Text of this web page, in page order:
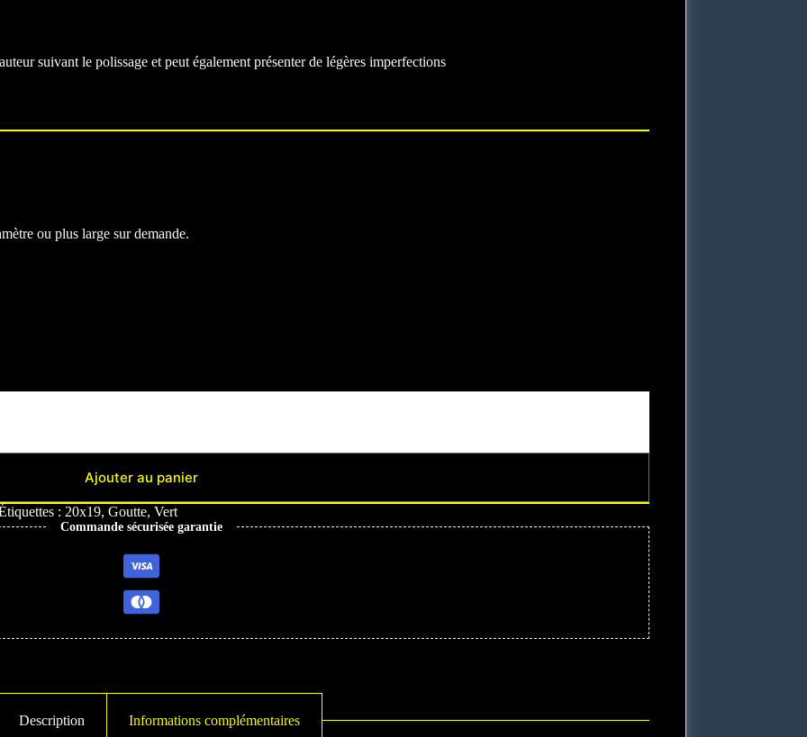
suivant le polissage et peut également présenter de légères imperfections
ou plus large sur demande.
Ajouter au panier
: 20x19, Goutte, Vert
Commande sécurisée garantie
Description Informations complémentaires